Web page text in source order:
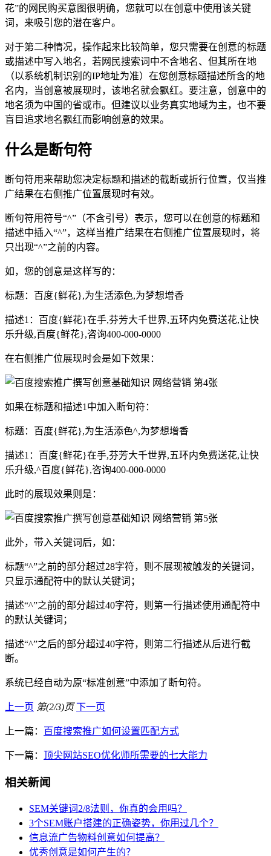
花”的网民购买意图很明确，您就可以在创意中使用该关键
词，来吸引您的潜在客户。
对于第二种情况，操作起来比较简单，您只需要在创意的标题
或描述中写入地名，若网民搜索词中不含地名、但其所在地
（以系统机制识别的IP地址为准）在您创意标题描述所含的地
名内，当创意被展现时，该地名就会飘红。要注意，创意中的
地名须为中国的省或市。但建议以业务真实地域为主，也不要
盲目追求地名飘红而影响创意的效果。
什么是断句符
断句符用来帮助您决定标题和描述的截断或折行位置，仅当推
广结果在右侧推广位置展现时有效。
断句符用符号“^”（不含引号）表示，您可以在创意的标题和
描述中插入“^”，这样当推广结果在右侧推广位置展现时，将
只出现“^”之前的内容。
如，您的创意是这样写的：
标题：百度{鲜花},为生活添色,为梦想增香
描述1：百度{鲜花}在手,芬芳大千世界,五环内免费送花,让快
乐升级,百度{鲜花},咨询400-000-0000
在右侧推广位展现时会是如下效果：
如果在标题和描述1中加入断句符：
标题：百度{鲜花},为生活添色^,为梦想增香
描述1：百度{鲜花}在手,芬芳大千世界,五环内免费送花,让快
乐升级,^百度{鲜花},咨询400-000-0000
此时的展现效果则是：
此外，带入关键词后，如：
标题“^”之前的部分超过28字符，则不展现被触发的关键词，
只显示通配符中的默认关键词；
描述“^”之前的部分超过40字符，则第一行描述使用通配符中
的默认关键词；
描述“^”之后的部分超过40字符，则第二行描述从后进行截
断。
系统已经自动为原“标准创意”中添加了断句符。
上一页 第(2/3)页 下一页
上一篇： 百度搜索推广如何设置匹配方式
下一篇： 顶尖网站SEO优化师所需要的七大能力
相关新闻
SEM关键词2/8法则，你真的会用吗？
3个SEM账户搭建的正确姿势，你用过几个？
信息流广告物料创意如何提高？
优秀创意是如何产生的？